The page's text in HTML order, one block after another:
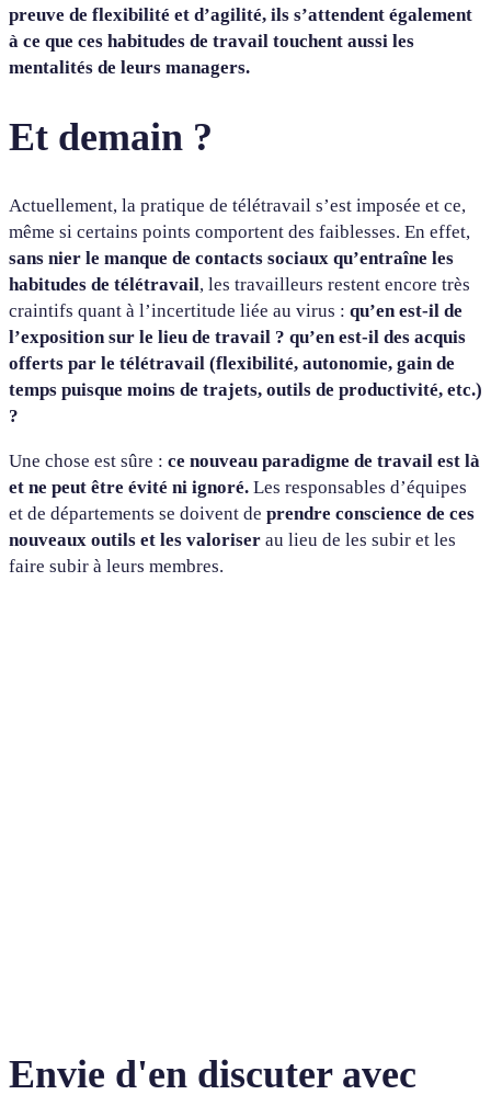
preuve de flexibilité et d’agilité, ils s’attendent également
à ce que ces habitudes de travail touchent aussi les
mentalités de leurs managers.
Et demain ?
Actuellement, la pratique de télétravail s’est imposée et ce,
même si certains points comportent des faiblesses. En effet,
sans nier le manque de contacts sociaux qu’entraîne les
habitudes de télétravail, les travailleurs restent encore très
craintifs quant à l’incertitude liée au virus : qu’en est-il de
l’exposition sur le lieu de travail ? qu’en est-il des acquis
offerts par le télétravail (flexibilité, autonomie, gain de
temps puisque moins de trajets, outils de productivité, etc.)
?
Une chose est sûre : ce nouveau paradigme de travail est là
et ne peut être évité ni ignoré. Les responsables d’équipes
et de départements se doivent de prendre conscience de ces
nouveaux outils et les valoriser au lieu de les subir et les
faire subir à leurs membres.
Envie d'en discuter avec